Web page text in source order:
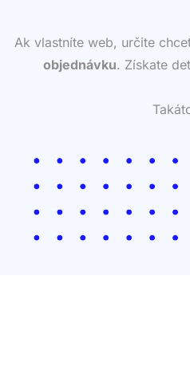
Ak vlastníte web, určite
objednávku. Získate